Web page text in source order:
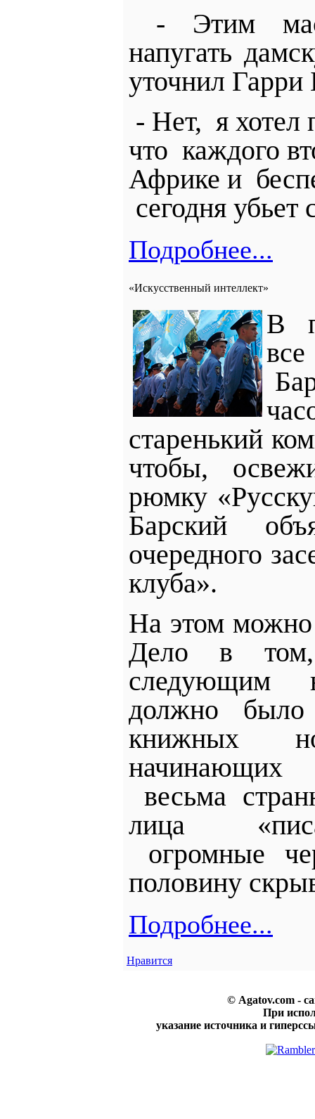
- Этим
напугать
уточнил Гарри
­- Нет, я хотел
что каждого
Африке и
сегодня
Подробнее...
«Искусственный интеллект»
В
старенький
чтобы,
рюмку
Барский
очередного
клуба».
На этом можно
Дело в
следующим
должно
книжных
начинающих
весьма
лица
огромные
половину
Подробнее...
Нравится
© Agatov.com -
При
указание источника и